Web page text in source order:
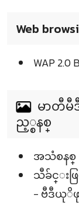
Web
WAP 2.0
မာတီ
ည့္စနစ္
အသံစနစ္
သီခ်င္းဖ
- ဗီဒီယုိဖုိင္